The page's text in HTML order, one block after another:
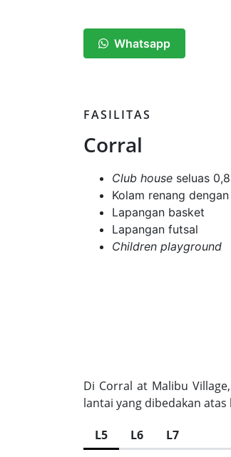
Whatsapp
FASILITAS
Corral
Club house seluas
Kolam renang
Lapangan basket
Lapangan futsal
Children playground
Di Corral at Malibu
lantai yang dibedakan
L5 L6 L7